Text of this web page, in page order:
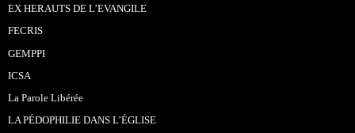
EX HERAUTS DE L’EVANGILE
FECRIS
GEMPPI
ICSA
La Parole Libérée
LA PÉDOPHILIE DANS L’ÉGLISE